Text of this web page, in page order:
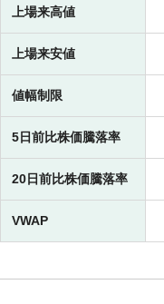
上場来高値
上場来安値
値幅制限
5日前比株価騰落率
20日前比株価騰落率
VWAP